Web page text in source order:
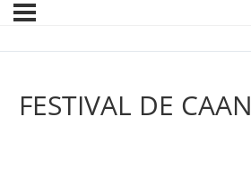
FESTIVAL DE CAAN